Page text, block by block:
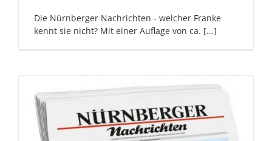
Die Nürnberger Nachrichten - welcher Franke
kennt sie nicht? Mit einer Auflage von ca. [...]